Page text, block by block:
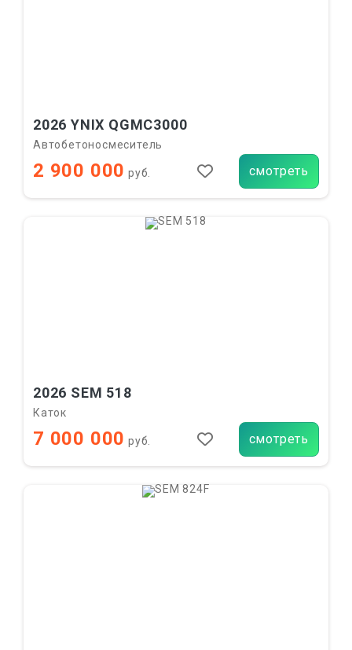
2026 YNIX QGMC3000
Автобетоносмеситель
2 900 000 руб. смотреть
2026 SEM 518
Каток
7 000 000 руб. смотреть